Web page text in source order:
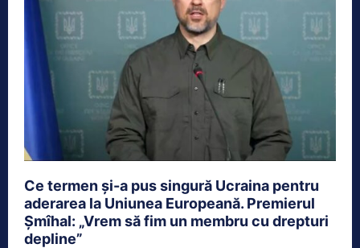
Ce termen și-a pus singură Ucraina pentru
aderarea la Uniunea Europeană. Premierul
Șmîhal: „Vrem să fim un membru cu drepturi
depline”